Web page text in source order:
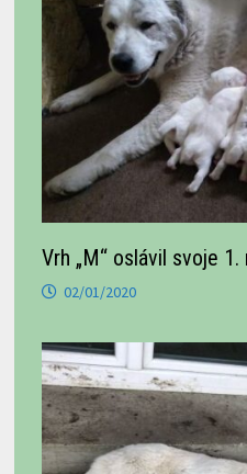
Vrh „M“ oslávil svoje 1.
02/01/2020